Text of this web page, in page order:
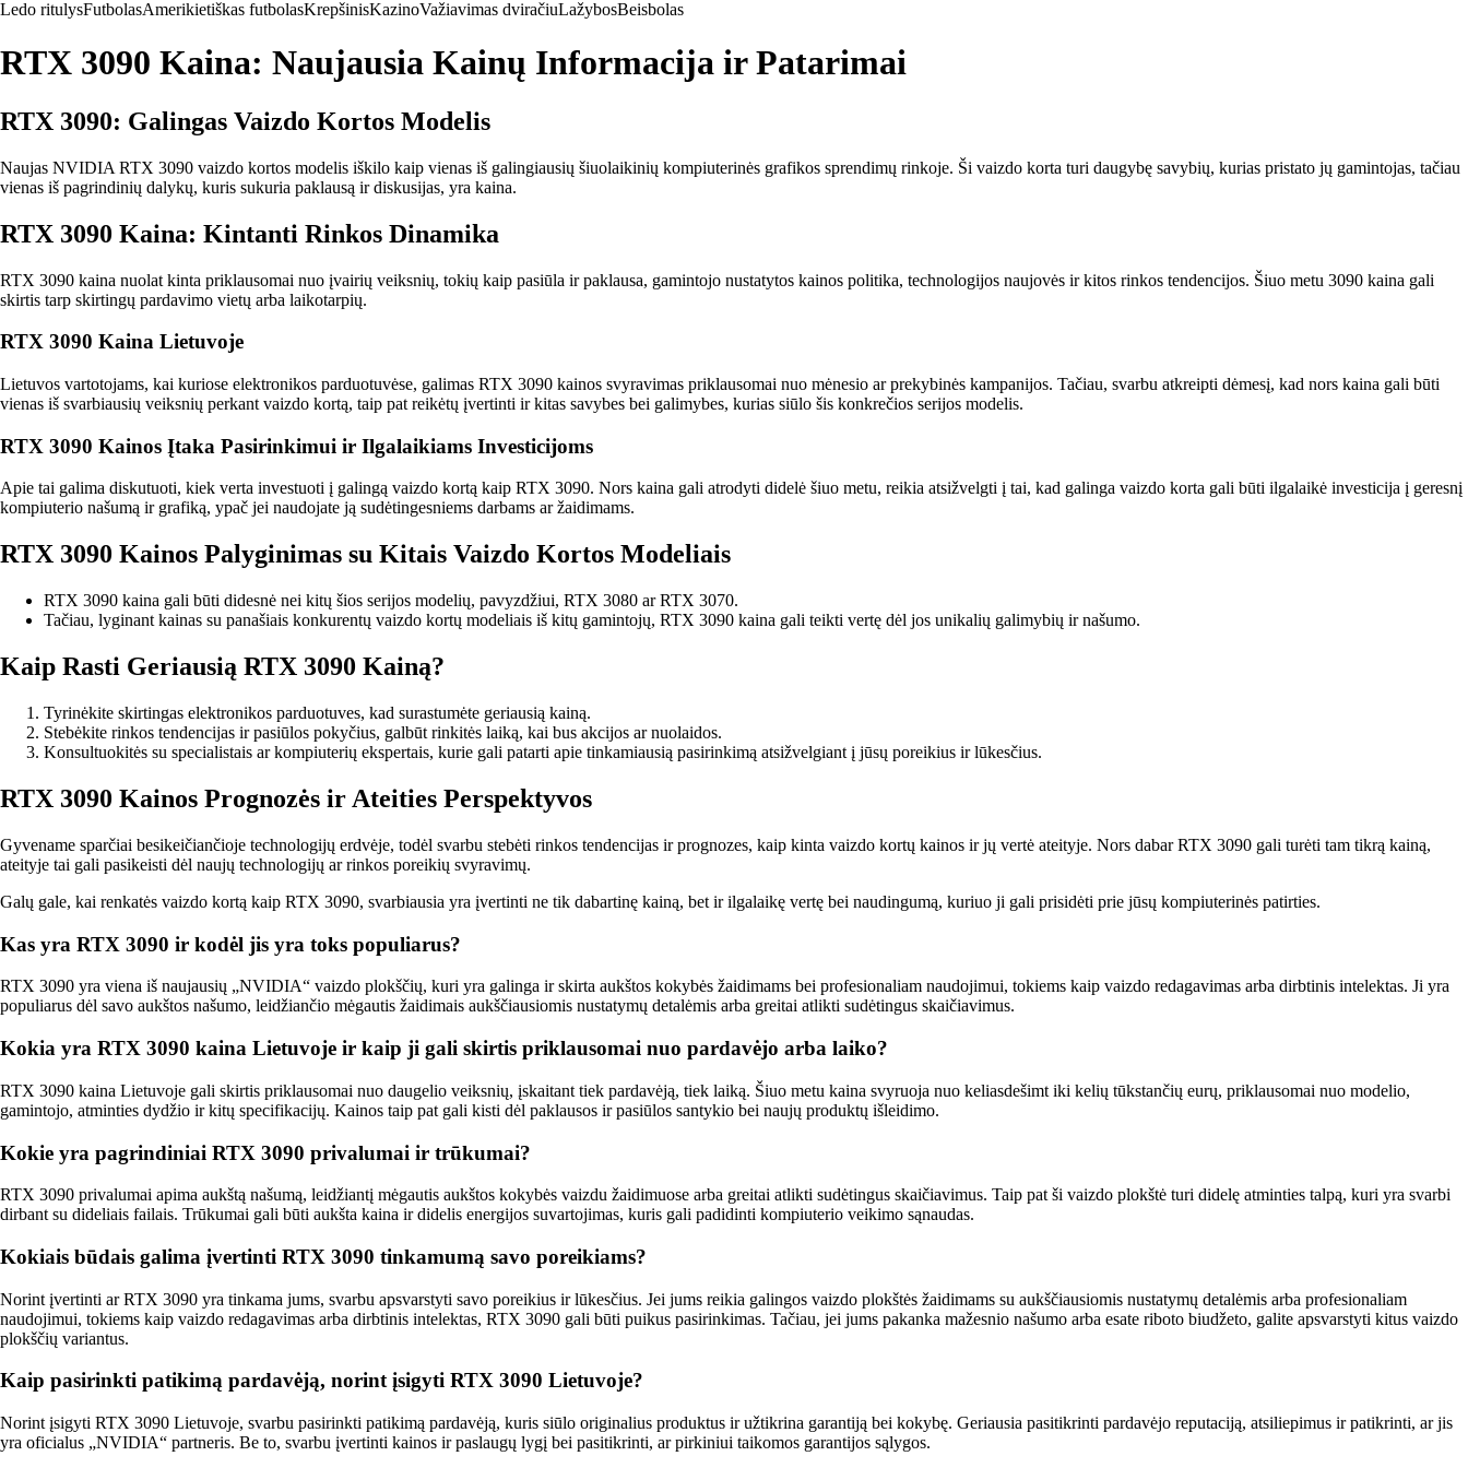
Ledo ritulysFutbolasAmerikietiškas futbolasKrepšinisKazinoVažiavimas dviračiuLažybosBeisbolas
RTX 3090 Kaina: Naujausia Kainų Informacija ir Patarimai
RTX 3090: Galingas Vaizdo Kortos Modelis
Naujas NVIDIA RTX 3090 vaizdo kortos modelis iškilo kaip vienas iš galingiausių šiuolaikinių kompiuterinės grafikos sprendimų rinkoje. Ši vaizdo korta turi daugybę savybių, kurias pristato jų gamintojas, tačiau
vienas iš pagrindinių dalykų, kuris sukuria paklausą ir diskusijas, yra kaina.
RTX 3090 Kaina: Kintanti Rinkos Dinamika
RTX 3090 kaina nuolat kinta priklausomai nuo įvairių veiksnių, tokių kaip pasiūla ir paklausa, gamintojo nustatytos kainos politika, technologijos naujovės ir kitos rinkos tendencijos. Šiuo metu 3090 kaina gali
skirtis tarp skirtingų pardavimo vietų arba laikotarpių.
RTX 3090 Kaina Lietuvoje
Lietuvos vartotojams, kai kuriose elektronikos parduotuvėse, galimas RTX 3090 kainos svyravimas priklausomai nuo mėnesio ar prekybinės kampanijos. Tačiau, svarbu atkreipti dėmesį, kad nors kaina gali būti
vienas iš svarbiausių veiksnių perkant vaizdo kortą, taip pat reikėtų įvertinti ir kitas savybes bei galimybes, kurias siūlo šis konkrečios serijos modelis.
RTX 3090 Kainos Įtaka Pasirinkimui ir Ilgalaikiams Investicijoms
Apie tai galima diskutuoti, kiek verta investuoti į galingą vaizdo kortą kaip RTX 3090. Nors kaina gali atrodyti didelė šiuo metu, reikia atsižvelgti į tai, kad galinga vaizdo korta gali būti ilgalaikė investicija į geresnį
kompiuterio našumą ir grafiką, ypač jei naudojate ją sudėtingesniems darbams ar žaidimams.
RTX 3090 Kainos Palyginimas su Kitais Vaizdo Kortos Modeliais
RTX 3090 kaina gali būti didesnė nei kitų šios serijos modelių, pavyzdžiui, RTX 3080 ar RTX 3070.
Tačiau, lyginant kainas su panašiais konkurentų vaizdo kortų modeliais iš kitų gamintojų, RTX 3090 kaina gali teikti vertę dėl jos unikalių galimybių ir našumo.
Kaip Rasti Geriausią RTX 3090 Kainą?
Tyrinėkite skirtingas elektronikos parduotuves, kad surastumėte geriausią kainą.
Stebėkite rinkos tendencijas ir pasiūlos pokyčius, galbūt rinkitės laiką, kai bus akcijos ar nuolaidos.
Konsultuokitės su specialistais ar kompiuterių ekspertais, kurie gali patarti apie tinkamiausią pasirinkimą atsižvelgiant į jūsų poreikius ir lūkesčius.
RTX 3090 Kainos Prognozės ir Ateities Perspektyvos
Gyvename sparčiai besikeičiančioje technologijų erdvėje, todėl svarbu stebėti rinkos tendencijas ir prognozes, kaip kinta vaizdo kortų kainos ir jų vertė ateityje. Nors dabar RTX 3090 gali turėti tam tikrą kainą,
ateityje tai gali pasikeisti dėl naujų technologijų ar rinkos poreikių svyravimų.
Galų gale, kai renkatės vaizdo kortą kaip RTX 3090, svarbiausia yra įvertinti ne tik dabartinę kainą, bet ir ilgalaikę vertę bei naudingumą, kuriuo ji gali prisidėti prie jūsų kompiuterinės patirties.
Kas yra RTX 3090 ir kodėl jis yra toks populiarus?
RTX 3090 yra viena iš naujausių „NVIDIA“ vaizdo plokščių, kuri yra galinga ir skirta aukštos kokybės žaidimams bei profesionaliam naudojimui, tokiems kaip vaizdo redagavimas arba dirbtinis intelektas. Ji yra
populiarus dėl savo aukštos našumo, leidžiančio mėgautis žaidimais aukščiausiomis nustatymų detalėmis arba greitai atlikti sudėtingus skaičiavimus.
Kokia yra RTX 3090 kaina Lietuvoje ir kaip ji gali skirtis priklausomai nuo pardavėjo arba laiko?
RTX 3090 kaina Lietuvoje gali skirtis priklausomai nuo daugelio veiksnių, įskaitant tiek pardavėją, tiek laiką. Šiuo metu kaina svyruoja nuo keliasdešimt iki kelių tūkstančių eurų, priklausomai nuo modelio,
gamintojo, atminties dydžio ir kitų specifikacijų. Kainos taip pat gali kisti dėl paklausos ir pasiūlos santykio bei naujų produktų išleidimo.
Kokie yra pagrindiniai RTX 3090 privalumai ir trūkumai?
RTX 3090 privalumai apima aukštą našumą, leidžiantį mėgautis aukštos kokybės vaizdu žaidimuose arba greitai atlikti sudėtingus skaičiavimus. Taip pat ši vaizdo plokštė turi didelę atminties talpą, kuri yra svarbi
dirbant su dideliais failais. Trūkumai gali būti aukšta kaina ir didelis energijos suvartojimas, kuris gali padidinti kompiuterio veikimo sąnaudas.
Kokiais būdais galima įvertinti RTX 3090 tinkamumą savo poreikiams?
Norint įvertinti ar RTX 3090 yra tinkama jums, svarbu apsvarstyti savo poreikius ir lūkesčius. Jei jums reikia galingos vaizdo plokštės žaidimams su aukščiausiomis nustatymų detalėmis arba profesionaliam
naudojimui, tokiems kaip vaizdo redagavimas arba dirbtinis intelektas, RTX 3090 gali būti puikus pasirinkimas. Tačiau, jei jums pakanka mažesnio našumo arba esate riboto biudžeto, galite apsvarstyti kitus vaizdo
plokščių variantus.
Kaip pasirinkti patikimą pardavėją, norint įsigyti RTX 3090 Lietuvoje?
Norint įsigyti RTX 3090 Lietuvoje, svarbu pasirinkti patikimą pardavėją, kuris siūlo originalius produktus ir užtikrina garantiją bei kokybę. Geriausia pasitikrinti pardavėjo reputaciją, atsiliepimus ir patikrinti, ar jis
yra oficialus „NVIDIA“ partneris. Be to, svarbu įvertinti kainos ir paslaugų lygį bei pasitikrinti, ar pirkiniui taikomos garantijos sąlygos.